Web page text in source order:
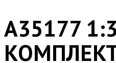
A35177